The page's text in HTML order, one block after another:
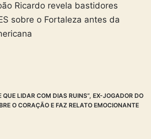
Ricardo revela bastidores
sobre o Fortaleza antes da
QUE LIDAR COM DIAS RUINS”, EX-JOGADOR DO
O CORAÇÃO E FAZ RELATO EMOCIONANTE